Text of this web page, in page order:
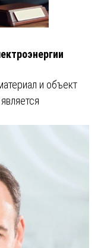
и объект